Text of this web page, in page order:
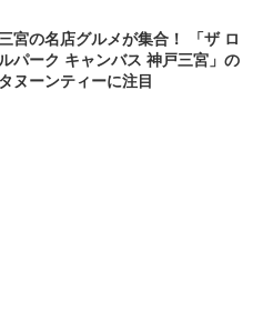
宮の名店グルメが集合！ 「ザ ロ
パーク キャンバス 神戸三宮」の
ヌーンティーに注目